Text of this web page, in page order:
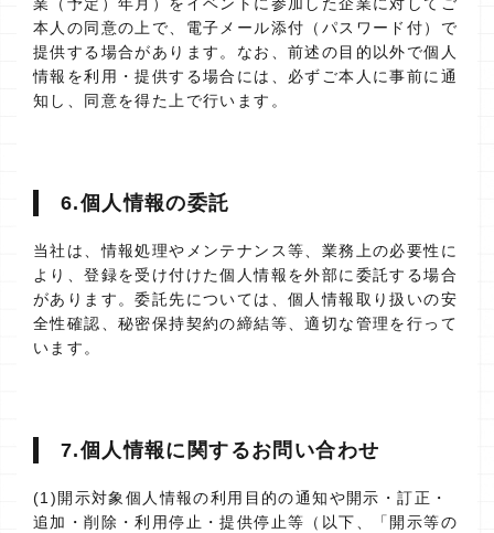
本人の同意の上で、電子メール添付（パスワード付）で
提供する場合があります。なお、前述の目的以外で個人
情報を利用・提供する場合には、必ずご本人に事前に通
知し、同意を得た上で行います。
6.個人情報の委託
当社は、情報処理やメンテナンス等、業務上の必要性に
より、登録を受け付けた個人情報を外部に委託する場合
があります。委託先については、個人情報取り扱いの安
全性確認、秘密保持契約の締結等、適切な管理を行って
います。
7.個人情報に関するお問い合わせ
(1)開示対象個人情報の利用目的の通知や開示・訂正・
追加・削除・利用停止・提供停止等（以下、「開示等の